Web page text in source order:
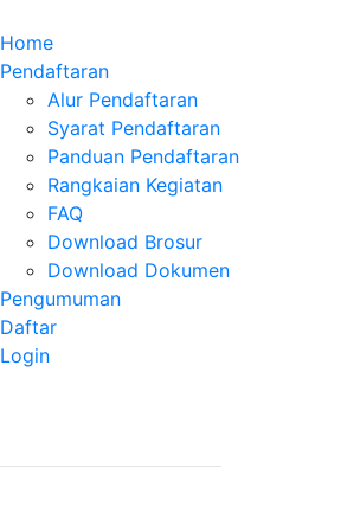
Home
Pendaftaran
Alur Pendaftaran
Syarat Pendaftaran
Panduan Pendaftaran
Rangkaian Kegiatan
FAQ
Download Brosur
Download Dokumen
Pengumuman
Daftar
Login